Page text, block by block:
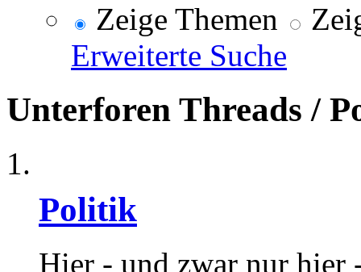
Zeige Themen
Erweiterte Suche
Unterforen Threads /
Politik
Hier - und zwar nur